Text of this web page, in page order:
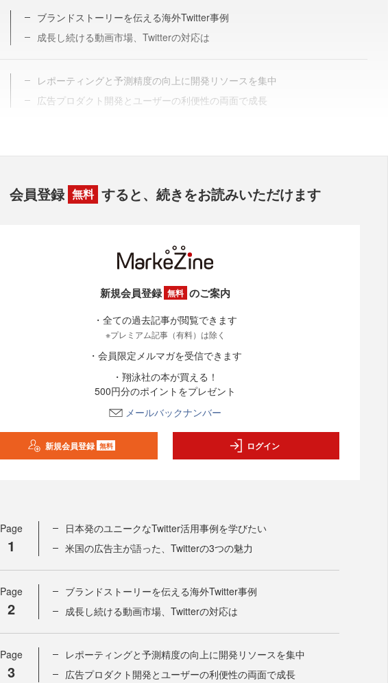
ブランドストーリーを伝える海外Twitter事例
成長し続ける動画市場、Twitterの対応は
レポーティングと予測精度の向上に開発リソースを集中
広告プロダクト開発とユーザーの利便性の両面で成長
会員登録 無料 すると、続きをお読みいただけます
新規会員登録 無料 のご案内
・全ての過去記事が閲覧できます
※プレミアム記事（有料）は除く
・会員限定メルマガを受信できます
・翔泳社の本が買える！
500円分のポイントをプレゼント
メールバックナンバー
新規会員登録 無料 ログイン
Page
1
日本発のユニークなTwitter活用事例を学びたい
米国の広告主が語った、Twitterの3つの魅力
Page
2
ブランドストーリーを伝える海外Twitter事例
成長し続ける動画市場、Twitterの対応は
Page
3
レポーティングと予測精度の向上に開発リソースを集中
広告プロダクト開発とユーザーの利便性の両面で成長